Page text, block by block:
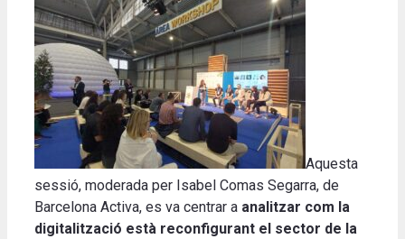
Aquesta
sessió, moderada per Isabel Comas Segarra, de
Barcelona Activa, es va centrar a analitzar com la
digitalització està reconfigurant el sector de la